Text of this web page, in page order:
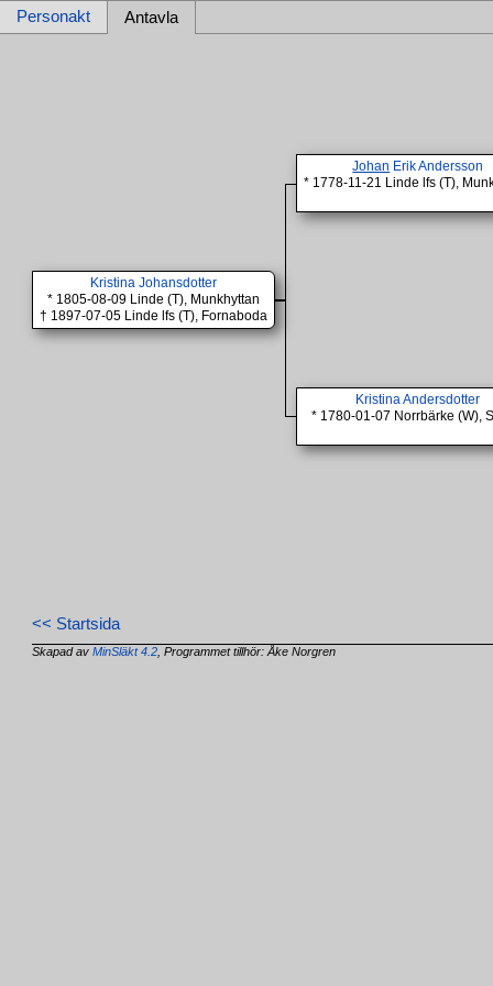
Personakt Antavla
Kristina Johansdotter
* 1805-08-09 Linde (T), Munkhyttan
† 1897-07-05 Linde lfs (T), Fornaboda
Johan Erik Andersson
* 1778-11-21 Linde lfs (T),
Kristina Andersdotter
* 1780-01-07 Norrbärke (W),
<< Startsida
Skapad avMinSläkt 4.2 , Programmet tillhör: Åke Norgren